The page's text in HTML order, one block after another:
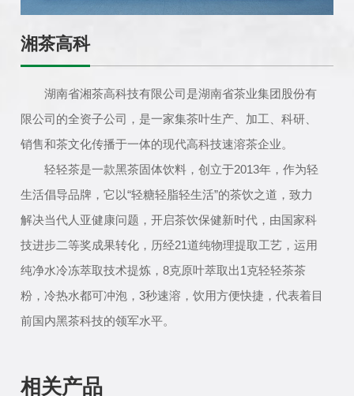
湘茶高科
湖南省湘茶高科技有限公司是湖南省茶业集团股份有
限公司的全资子公司，是一家集茶叶生产、加工、科研、
销售和茶文化传播于一体的现代高科技速溶茶企业。
轻轻茶是一款黑茶固体饮料，创立于2013年，作为轻
生活倡导品牌，它以“轻糖轻脂轻生活”的茶饮之道，致力
解决当代人亚健康问题，开启茶饮保健新时代，由国家科
技进步二等奖成果转化，历经21道纯物理提取工艺，运用
纯净水冷冻萃取技术提炼，8克原叶萃取出1克轻轻茶茶
粉，冷热水都可冲泡，3秒速溶，饮用方便快捷，代表着目
前国内黑茶科技的领军水平。
相关产品